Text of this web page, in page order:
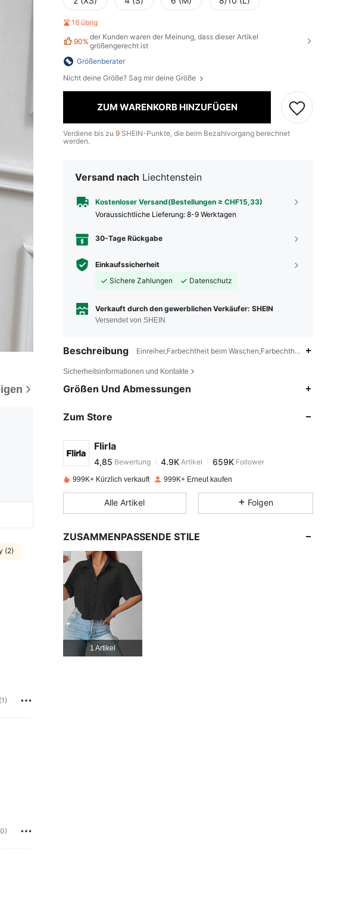
(2)
cm / 35 in, Taille: 66 cm / 26 in, Farbe: Weiss, Größe: XS
16 übrig
90% der Kunden waren der Meinung, dass dieser Artikel
größengerecht ist
Größenberater
Nicht deine Größe? Sag mir deine Größe
ZUM WARENKORB HINZUFÜGEN
Verdiene bis zu 9 SHEIN-Punkte, die beim Bezahlvorgang berechnet
werden.
Versand nach Liechtenstein
Kostenloser Versand(Bestellungen ≥ CHF15,33)
Voraussichtliche Lieferung: 8-9 Werktagen
30-Tage Rückgabe
Einkaufssicherheit
Sichere Zahlungen
Datenschutz
Verkauft durch den gewerblichen Verkäufer: SHEIN
Versendet von SHEIN
Beschreibung Einreiher,Farbechtheit beim Waschen,Farbechtheit gegenüber
Sicherheitsinformationen und Kontakte
Größen Und Abmessungen
Zum Store
Flirla
4,85
4,85
n***2bezahltVor 1 Tag
4,85 4.9K 659K
4,85
4,85
999K+ Kürzlich verkauft 999K+ Erneut kaufen
Alle Artikel Folgen
ZUSAMMENPASSENDE STILE
1 Artikel